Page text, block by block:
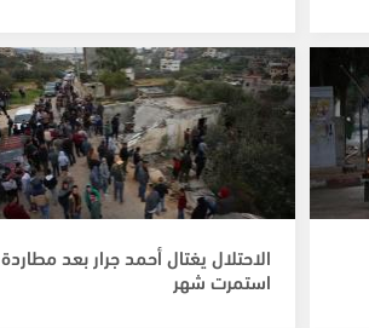
الاحتلال يغتال أحمد جرار بعد مطاردة
استمرت شهر